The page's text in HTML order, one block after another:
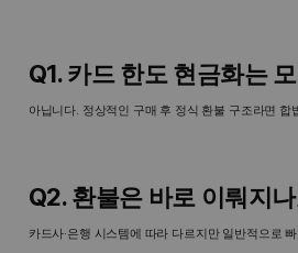
Q1. 카드 한도 현금화는
아닙니다. 정상적인 구매 후 정식 환불 구조라면 합
Q2. 환불은 바로 이뤄지
카드사·은행 시스템에 따라 다르지만 일반적으로